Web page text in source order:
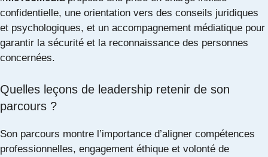
confidentielle, une orientation vers des conseils juridiques
et psychologiques, et un accompagnement médiatique pour
garantir la sécurité et la reconnaissance des personnes
concernées.
Quelles leçons de leadership retenir de son
parcours ?
Son parcours montre l’importance d’aligner compétences
professionnelles, engagement éthique et volonté de